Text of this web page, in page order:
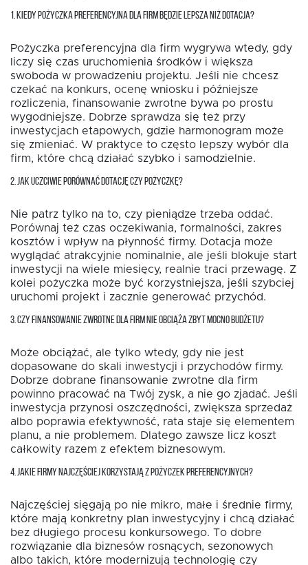
1. KIEDY POŻYCZKA PREFERENCYJNA DLA FIRM BĘDZIE LEPSZA NIŻ DOTACJA?
Pożyczka preferencyjna dla firm wygrywa wtedy, gdy
liczy się czas uruchomienia środków i większa
swoboda w prowadzeniu projektu. Jeśli nie chcesz
czekać na konkurs, ocenę wniosku i późniejsze
rozliczenia, finansowanie zwrotne bywa po prostu
wygodniejsze. Dobrze sprawdza się też przy
inwestycjach etapowych, gdzie harmonogram może
się zmieniać. W praktyce to często lepszy wybór dla
firm, które chcą działać szybko i samodzielnie.
2. JAK UCZCIWIE PORÓWNAĆ DOTACJĘ CZY POŻYCZKĘ?
Nie patrz tylko na to, czy pieniądze trzeba oddać.
Porównaj też czas oczekiwania, formalności, zakres
kosztów i wpływ na płynność firmy. Dotacja może
wyglądać atrakcyjnie nominalnie, ale jeśli blokuje start
inwestycji na wiele miesięcy, realnie traci przewagę. Z
kolei pożyczka może być korzystniejsza, jeśli szybciej
uruchomi projekt i zacznie generować przychód.
3. CZY FINANSOWANIE ZWROTNE DLA FIRM NIE OBCIĄŻA ZBYT MOCNO BUDŻETU?
Może obciążać, ale tylko wtedy, gdy nie jest
dopasowane do skali inwestycji i przychodów firmy.
Dobrze dobrane finansowanie zwrotne dla firm
powinno pracować na Twój zysk, a nie go zjadać. Jeśli
inwestycja przynosi oszczędności, zwiększa sprzedaż
albo poprawia efektywność, rata staje się elementem
planu, a nie problemem. Dlatego zawsze licz koszt
całkowity razem z efektem biznesowym.
4. JAKIE FIRMY NAJCZĘŚCIEJ KORZYSTAJĄ Z POŻYCZEK PREFERENCYJNYCH?
Najczęściej sięgają po nie mikro, małe i średnie firmy,
które mają konkretny plan inwestycyjny i chcą działać
bez długiego procesu konkursowego. To dobre
rozwiązanie dla biznesów rosnących, sezonowych
albo takich, które modernizują technologię czy